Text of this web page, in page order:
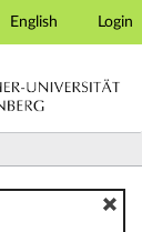
English Login
10-12) -